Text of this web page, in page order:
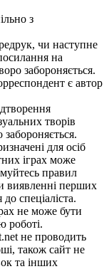
з
чи наступне
на
забороняється.
є автор
творів
для осіб
іграх може
правил
виявленні перших
спеціаліста.
не може бути
роботі.
не проводить
також сайт не
та інших